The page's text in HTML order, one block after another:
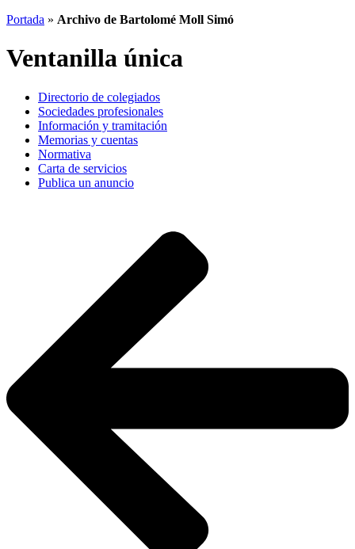
Portada » Archivo de Bartolomé Moll Simó
Ventanilla única
Directorio de colegiados
Sociedades profesionales
Información y tramitación
Memorias y cuentas
Normativa
Carta de servicios
Publica un anuncio